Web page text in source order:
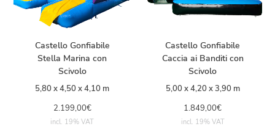
Castello Gonfiabile
Stella Marina con
Scivolo
5,80 x 4,50 x 4,10 m
2.199,00€
incl. 19% VAT
Castello Gonfiabile
Caccia ai Banditi con
Scivolo
5,00 x 4,20 x 3,90 m
1.849,00€
incl. 19% VAT